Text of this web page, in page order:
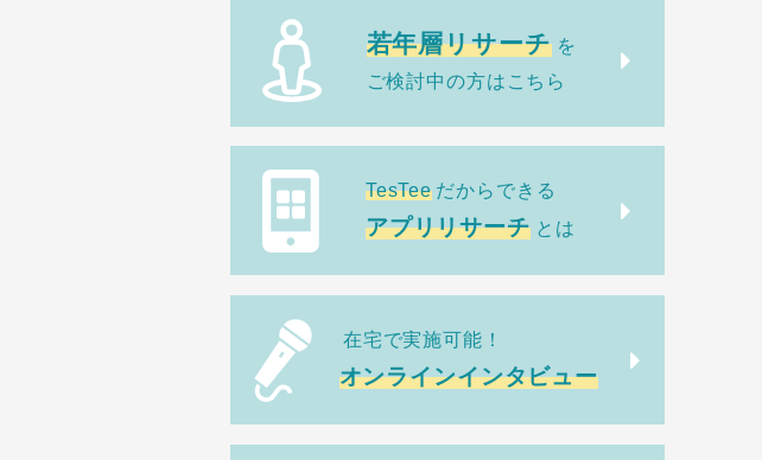
若年層リサーチ を
ご検討中の方はこちら
TesTee だからできる
アプリリサーチ とは
在宅で実施可能！
オンラインインタビュー